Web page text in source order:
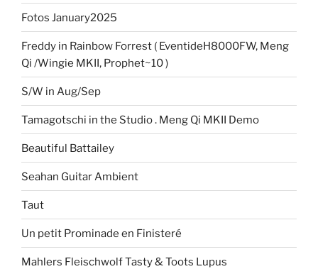
Fotos January2025
Freddy in Rainbow Forrest ( EventideH8000FW, Meng
Qi /Wingie MKII, Prophet~10 )
S/W in Aug/Sep
Tamagotschi in the Studio . Meng Qi MKII Demo
Beautiful Battailey
Seahan Guitar Ambient
Taut
Un petit Prominade en Finisteré
Mahlers Fleischwolf Tasty & Toots Lupus